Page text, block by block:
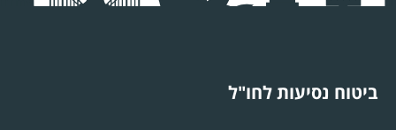
ביטוח נסיעות לחו"ל